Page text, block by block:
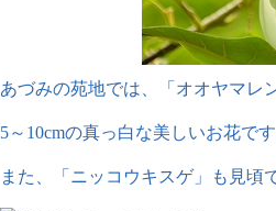
あづみの苑地では、「オオヤマレ
5～10cmの真っ白な美しいお花です
また、「ニッコウキスゲ」も見頃